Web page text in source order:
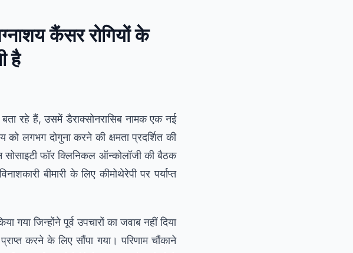
कैंसर रोगियों के
है
रहे हैं, उसमें डैराक्सोनरासिब नामक एक नई
लगभग दोगुना करने की क्षमता प्रदर्शित की
फॉर क्लिनिकल ऑन्कोलॉजी की बैठक
बीमारी के लिए कीमोथेरेपी पर पर्याप्त
गया जिन्होंने पूर्व उपचारों का जवाब नहीं दिया
करने के लिए सौंपा गया। परिणाम चौंकाने